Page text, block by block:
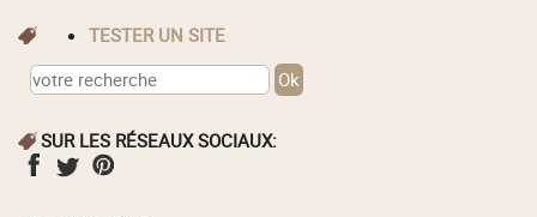
TESTER UN SITE
SUR LES RÉSEAUX SOCIAUX: